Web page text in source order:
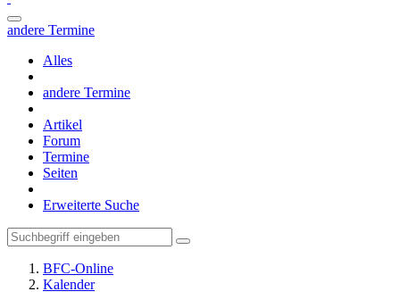
andere Termine
Alles
andere Termine
Artikel
Forum
Termine
Seiten
Erweiterte Suche
BFC-Online
Kalender